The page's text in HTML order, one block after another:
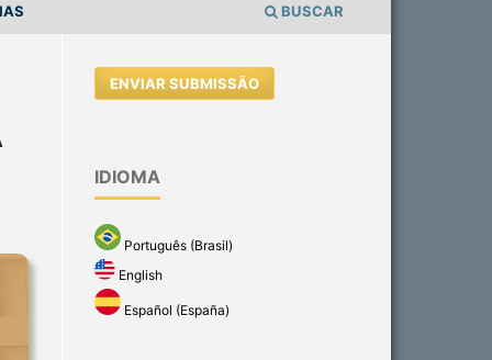
BUSCAR
ENVIAR SUBMISSÃO
IDIOMA
Português (Brasil)
English
Español (España)